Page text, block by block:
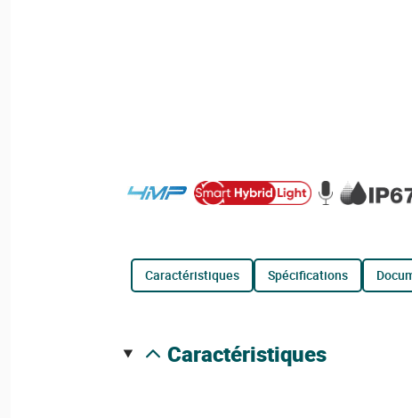
caractéristiques spécifications
caractéristiques